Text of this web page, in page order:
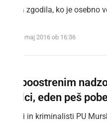
nesreča zgodila, ko je osebno
torek, 31. maj 2016 ob 16:36
Med poostrenim
ilegalci, eden peš
Policisti in kriminalisti PU